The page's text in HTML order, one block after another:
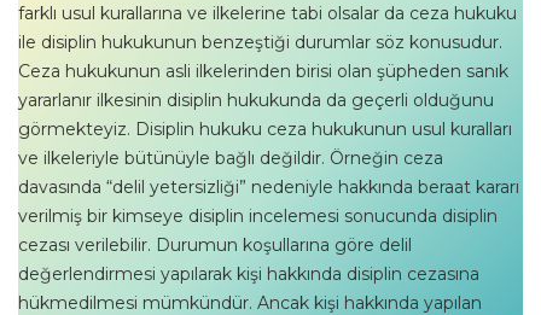
farklı usul kurallarına ve ilkelerine tabi olsalar da ceza hukuku
ile disiplin hukukunun benzeştiği durumlar söz konusudur.
Ceza hukukunun asli ilkelerinden birisi olan şüpheden sanık
yararlanır ilkesinin disiplin hukukunda da geçerli olduğunu
görmekteyiz. Disiplin hukuku ceza hukukunun usul kuralları
ve ilkeleriyle bütünüyle bağlı değildir. Örneğin ceza
davasında “delil yetersizliği” nedeniyle hakkında beraat kararı
verilmiş bir kimseye disiplin incelemesi sonucunda disiplin
cezası verilebilir. Durumun koşullarına göre delil
değerlendirmesi yapılarak kişi hakkında disiplin cezasına
hükmedilmesi mümkündür. Ancak kişi hakkında yapılan